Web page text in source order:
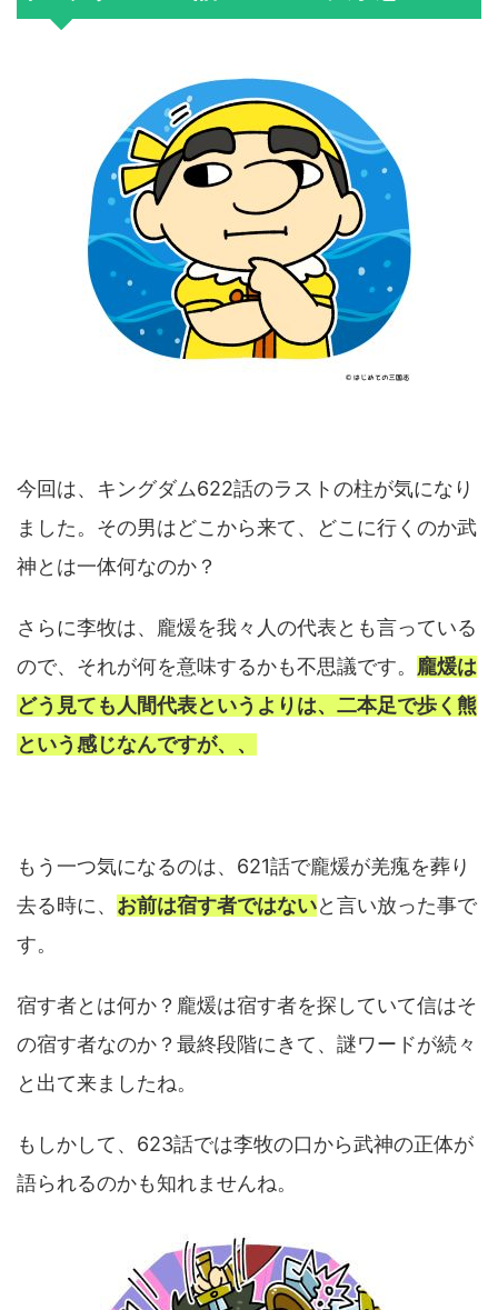
今回は、キングダム622話のラストの柱が気になり
ました。その男はどこから来て、どこに行くのか武
神とは一体何なのか？
さらに李牧は、龐煖を我々人の代表とも言っている
ので、それが何を意味するかも不思議です。 龐煖は
どう見ても人間代表というよりは、二本足で歩く熊
という感じなんですが、、
もう一つ気になるのは、621話で龐煖が羌瘣を葬り
去る時に、 お前は宿す者ではないと言い放った事で
す。
宿す者とは何か？龐煖は宿す者を探していて信はそ
の宿す者なのか？最終段階にきて、謎ワードが続々
と出て来ましたね。
もしかして、623話では李牧の口から武神の正体が
語られるのかも知れませんね。